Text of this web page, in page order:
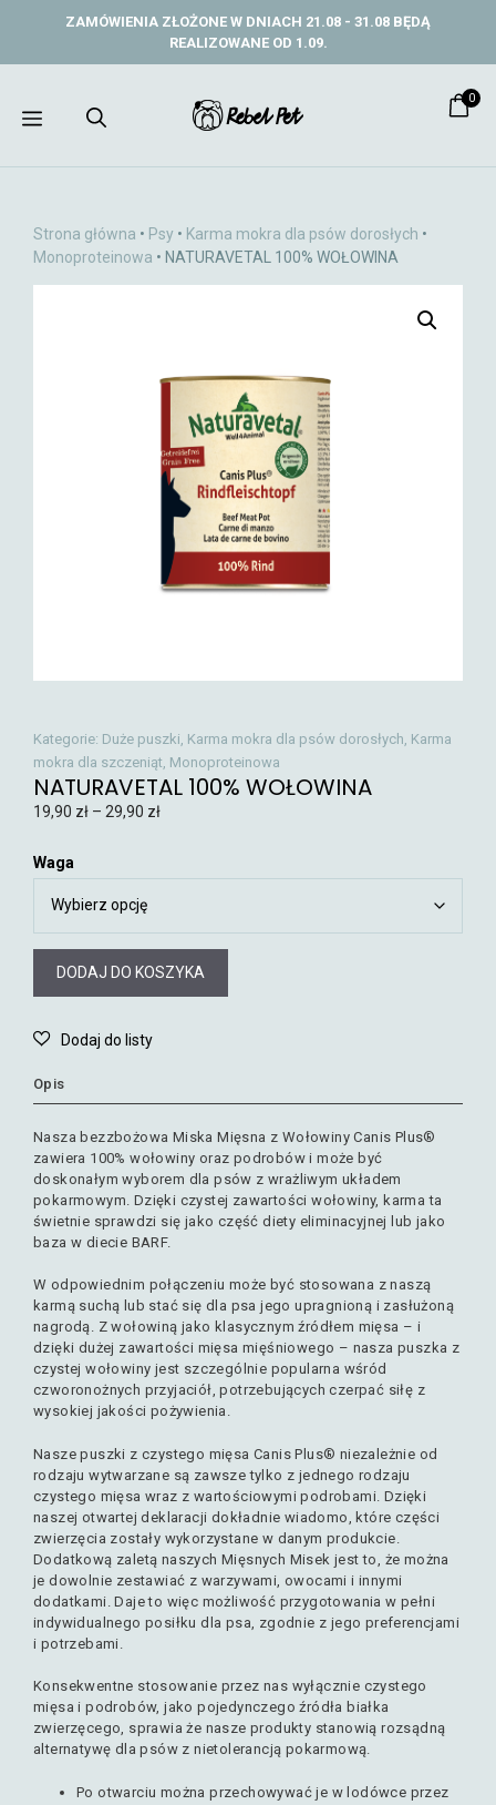
ZAMÓWIENIA ZŁOŻONE W DNIACH 21.08 - 31.08 BĘDĄ
REALIZOWANE OD 1.09.
Menu
0
Strona główna • Psy • Karma mokra dla psów dorosłych •
Monoproteinowa • NATURAVETAL 100% WOŁOWINA
NATURAVETAL 100% WOŁOWINA
19,90 zł – 29,90 zł
Opis
Nasza bezzbożowa Miska Mięsna z Wołowiny Canis Plus®
zawiera 100% wołowiny oraz podrobów i może być
doskonałym wyborem dla psów z wrażliwym układem
pokarmowym. Dzięki czystej zawartości wołowiny, karma ta
świetnie sprawdzi się jako część diety eliminacyjnej lub jako
baza w diecie BARF.
W odpowiednim połączeniu może być stosowana z naszą
karmą suchą lub stać się dla psa jego upragnioną i zasłużoną
nagrodą. Z wołowiną jako klasycznym źródłem mięsa – i
dzięki dużej zawartości mięsa mięśniowego – nasza puszka z
czystej wołowiny jest szczególnie popularna wśród
czworonożnych przyjaciół, potrzebujących czerpać siłę z
wysokiej jakości pożywienia.
Nasze puszki z czystego mięsa Canis Plus® niezależnie od
rodzaju wytwarzane są zawsze tylko z jednego rodzaju
czystego mięsa wraz z wartościowymi podrobami. Dzięki
naszej otwartej deklaracji dokładnie wiadomo, które części
zwierzęcia zostały wykorzystane w danym produkcie.
Dodatkową zaletą naszych Mięsnych Misek jest to, że można
je dowolnie zestawiać z warzywami, owocami i innymi
dodatkami. Daje to więc możliwość przygotowania w pełni
indywidualnego posiłku dla psa, zgodnie z jego preferencjami
i potrzebami.
Konsekwentne stosowanie przez nas wyłącznie czystego
mięsa i podrobów, jako pojedynczego źródła białka
zwierzęcego, sprawia że nasze produkty stanowią rozsądną
alternatywę dla psów z nietolerancją pokarmową.
Po otwarciu można przechowywać je w lodówce przez
Waga
DODAJ DO KOSZYKA
Kategorie: Duże puszki Karma mokra dla psów dorosłych Karma
mokra dla szczeniąt Monoproteinowa